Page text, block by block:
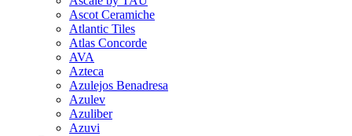
Ascot Ceramiche
Atlantic Tiles
Atlas Concorde
AVA
Azteca
Azulejos Benadresa
Azulev
Azuliber
Azuvi